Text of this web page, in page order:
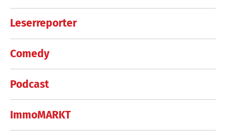
Leserreporter
Comedy
Podcast
ImmoMARKT